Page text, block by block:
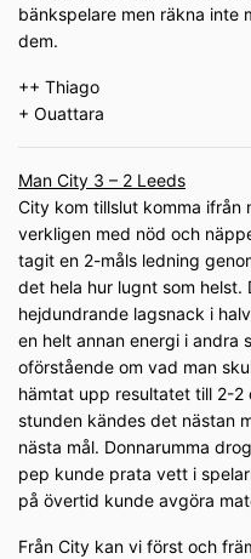
bänkspelare men räkna inte
dem.
++ Thiago
+ Ouattara
Man City 3 – 2 Leeds
City kom tillslut komma ifrån
verkligen med nöd och
tagit en 2-måls ledning
det hela hur lugnt som
hejdundrande lagsnack i
en helt annan energi i andra
oförstående om vad man
hämtat upp resultatet till 2-2
stunden kändes det nästan
nästa mål. Donnarumma
pep kunde prata vett i
på övertid kunde avgöra
Från City kan vi först och